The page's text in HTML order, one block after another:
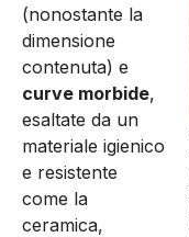
(nonostante la
dimensione
contenuta) e
curve morbide,
esaltate da un
materiale igienico
e resistente
come la
ceramica,